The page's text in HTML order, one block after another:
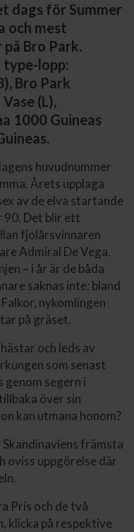
dags för Summer
och mest
Bro Park.
type-lopp:
Bro Park
(L),
1000 Guineas
huvudnummer
Årets upplaga
av de elva startande
90. Det blir ett
fjolårsvinnaren
Admiral De Vega.
– i år är de båda
saknas inte: bland
nykomlingen
på gräset.
och leds av
som senast
segern i
över sin
kan utmana honom?
Skandinaviens främsta
oviss uppgörelse där
Pris och de två
klicka på respektive